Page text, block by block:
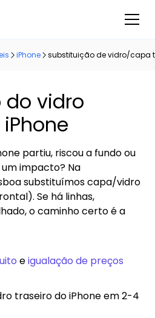
iPhone substituição de vidro/capa
do vidro
partiu, riscou a fundo ou
impacto? Na
substituímos capa/vidro
Se há linhas,
o caminho certo é a
eigualação de preços
traseiro do iPhone em 2-4